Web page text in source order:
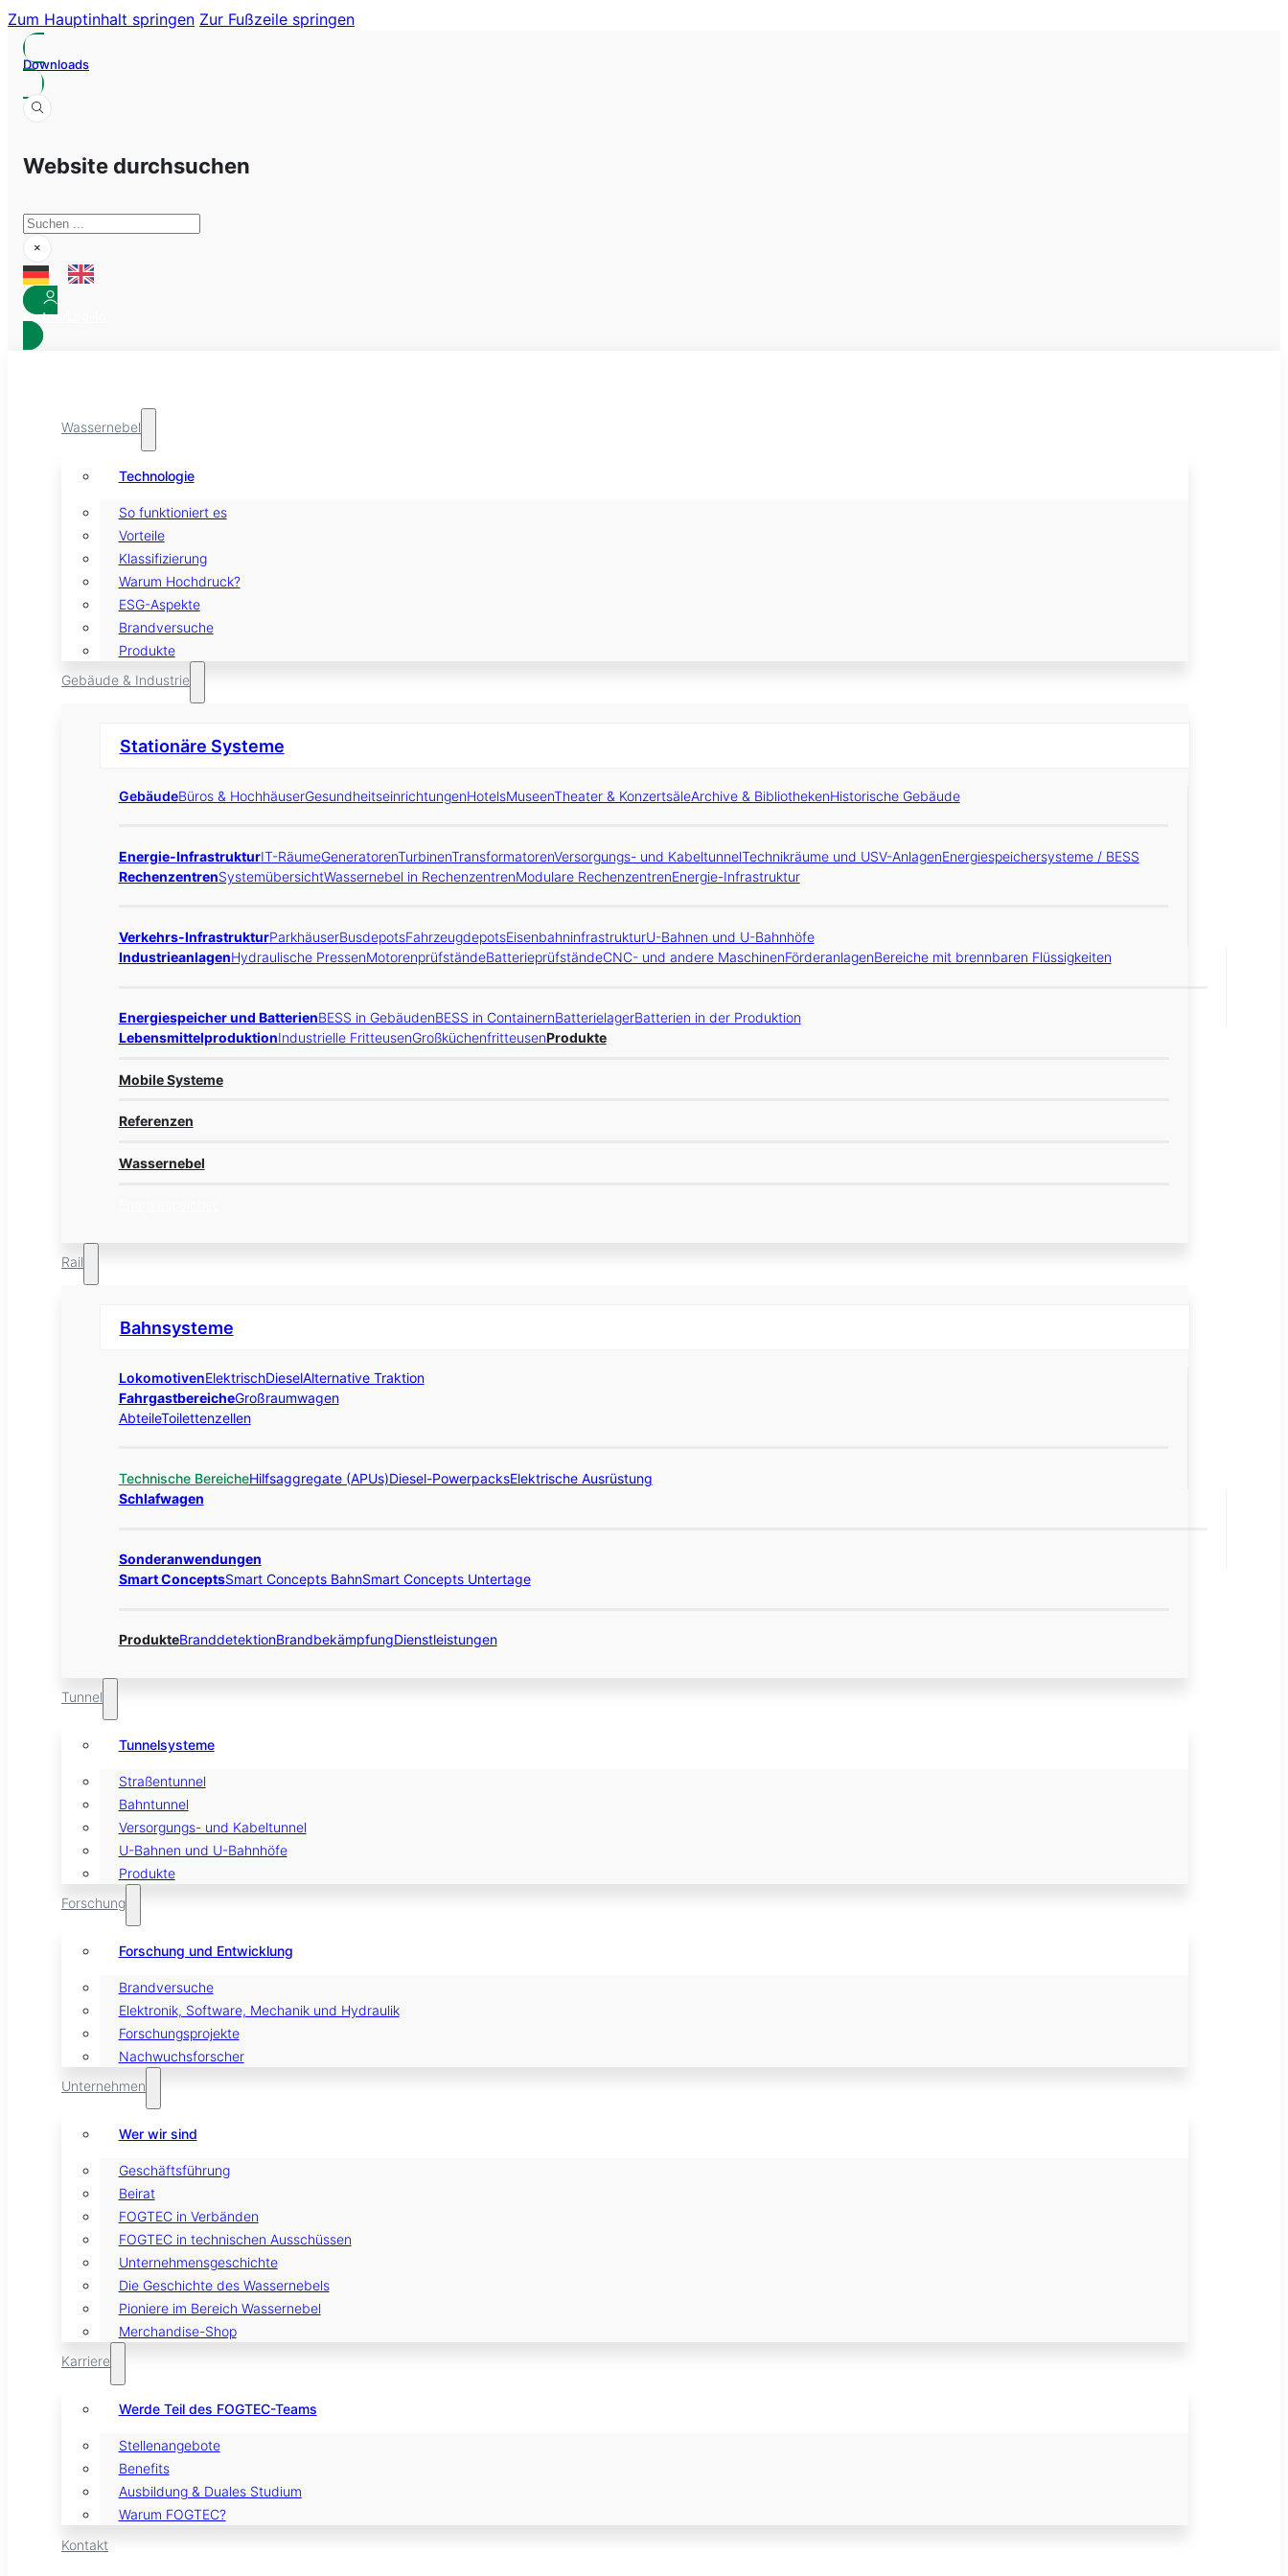
Zum Hauptinhalt springen Zur Fußzeile springen
Downloads
Website durchsuchen
Suchen
×
Partner
Wassernebel
Technologie
So funktioniert es
Vorteile
Klassifizierung
Warum Hochdruck?
ESG-Aspekte
Brandversuche
Produkte
Gebäude & Industrie
Stationäre Systeme
GebäudeBüros & HochhäuserGesundheitseinrichtungenHotelsMuseenTheater & KonzertsäleArchive & BibliothekenHistorische Gebäude
Energie-InfrastrukturIT-RäumeGeneratorenTurbinenTransformatorenVersorgungs- und KabeltunnelTechnikräume und USV-AnlagenEnergiespeichersysteme / BESS
RechenzentrenSystemübersichtWassernebel in RechenzentrenModulare RechenzentrenEnergie-Infrastruktur
Verkehrs-InfrastrukturParkhäuserBusdepotsFahrzeugdepotsEisenbahninfrastrukturU-Bahnen und U-Bahnhöfe
IndustrieanlagenHydraulische PressenMotorenprüfständeBatterieprüfständeCNC- und andere MaschinenFörderanlagenBereiche mit brennbaren Flüssigkeiten
Energiespeicher und BatterienBESS in GebäudenBESS in ContainernBatterielagerBatterien in der Produktion
LebensmittelproduktionIndustrielle FritteusenGroßküchenfritteusenProdukte
Mobile Systeme
Referenzen
Wassernebel
Rail
Bahnsysteme
LokomotivenElektrischDieselAlternative Traktion
FahrgastbereicheGroßraumwagen
AbteileToilettenzellen
Technische BereicheHilfsaggregate (APUs)Diesel-PowerpacksElektrische Ausrüstung
Schlafwagen
Sonderanwendungen
Smart ConceptsSmart Concepts BahnSmart Concepts Untertage
ProdukteBranddetektionBrandbekämpfungDienstleistungen
Tunnel
Tunnelsysteme
Straßentunnel
Bahntunnel
Versorgungs- und Kabeltunnel
U-Bahnen und U-Bahnhöfe
Produkte
Forschung
Forschung und Entwicklung
Brandversuche
Elektronik, Software, Mechanik und Hydraulik
Forschungsprojekte
Nachwuchsforscher
Unternehmen
Wer wir sind
Geschäftsführung
Beirat
FOGTEC in Verbänden
FOGTEC in technischen Ausschüssen
Unternehmensgeschichte
Die Geschichte des Wassernebels
Pioniere im Bereich Wassernebel
Merchandise-Shop
Karriere
Werde Teil des FOGTEC-Teams
Stellenangebote
Benefits
Ausbildung & Duales Studium
Warum FOGTEC?
Kontakt